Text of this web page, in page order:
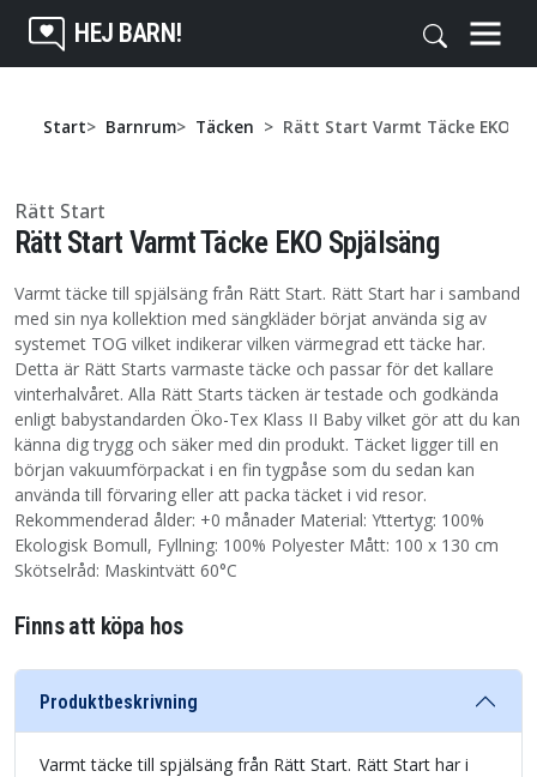
HEJ BARN!
Start Barnrum Täcken Rätt Start Varmt Täcke EKO
Rätt Start
Rätt Start Varmt Täcke EKO Spjälsäng
Varmt täcke till spjälsäng från Rätt Start. Rätt Start har i samband
med sin nya kollektion med sängkläder börjat använda sig av
systemet TOG vilket indikerar vilken värmegrad ett täcke har.
Detta är Rätt Starts varmaste täcke och passar för det kallare
vinterhalvåret. Alla Rätt Starts täcken är testade och godkända
enligt babystandarden Öko-Tex Klass II Baby vilket gör att du kan
känna dig trygg och säker med din produkt. Täcket ligger till en
början vakuumförpackat i en fin tygpåse som du sedan kan
använda till förvaring eller att packa täcket i vid resor.
Rekommenderad ålder: +0 månader Material: Yttertyg: 100%
Ekologisk Bomull, Fyllning: 100% Polyester Mått: 100 x 130 cm
Skötselråd: Maskintvätt 60°C
Finns att köpa hos
Produktbeskrivning
Varmt täcke till spjälsäng från Rätt Start. Rätt Start har i